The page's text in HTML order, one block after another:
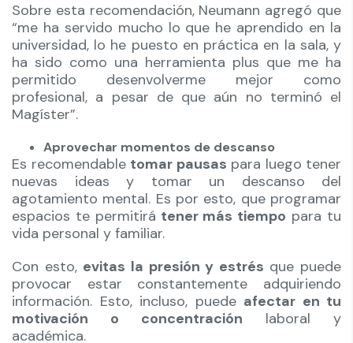
Sobre esta recomendación, Neumann agregó que
“me ha servido mucho lo que he aprendido en la
universidad, lo he puesto en práctica en la sala, y
ha sido como una herramienta plus que me ha
permitido desenvolverme mejor como
profesional, a pesar de que aún no terminó el
Magíster”.
Aprovechar momentos de descanso
Es recomendable tomar pausas para luego tener
nuevas ideas y tomar un descanso del
agotamiento mental. Es por esto, que programar
espacios te permitirá tener más tiempo para tu
vida personal y familiar.
Con esto, evitas la presión y estrés que puede
provocar estar constantemente adquiriendo
información. Esto, incluso, puede afectar en tu
motivación o concentración laboral y
académica.